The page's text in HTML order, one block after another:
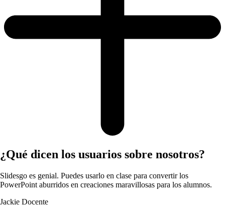
¿Qué dicen los usuarios sobre nosotros?
Slidesgo es genial. Puedes usarlo en clase para convertir los
PowerPoint aburridos en creaciones maravillosas para los alumnos.
Jackie Docente